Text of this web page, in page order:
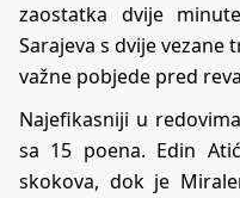
zaostatka dvije
Sarajeva s dvije
važne pobjede pred
Najefikasniji u
sa 15 poena. Edin
skokova, dok je